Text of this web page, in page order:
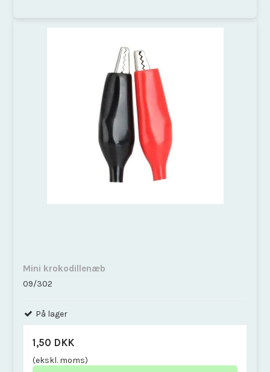
Mini krokodillenæb
09/302
På lager
1,50 DKK
(ekskl. moms)